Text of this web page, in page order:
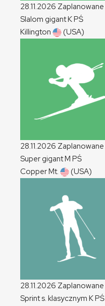
28.11.2026 Zaplanowane
Slalom gigantKPŚ
Killington
(USA)
28.11.2026 Zaplanowane
Super gigantM PŚ
Copper Mt.
(USA)
28.11.2026 Zaplanowane
Sprint s. klasycznym KPŚ